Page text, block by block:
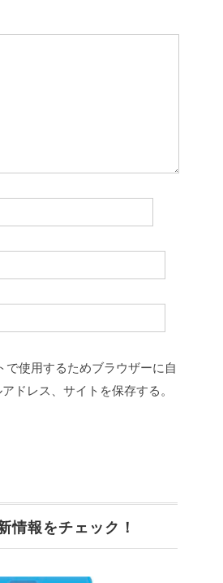
で使用するためブラウザーに自
ドレス、サイトを保存する。
情報をチェック！